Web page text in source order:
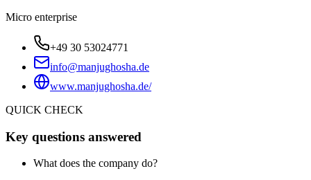
Micro enterprise
+49 30 53024771
info@manjughosha.de
www.manjughosha.de/
QUICK CHECK
Key questions answered
What does the company do?